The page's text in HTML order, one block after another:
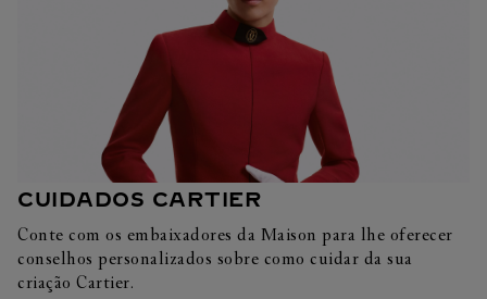
CUIDADOS CARTIER
Conte com os embaixadores da Maison para lhe oferecer
conselhos personalizados sobre como cuidar da sua
criação Cartier.